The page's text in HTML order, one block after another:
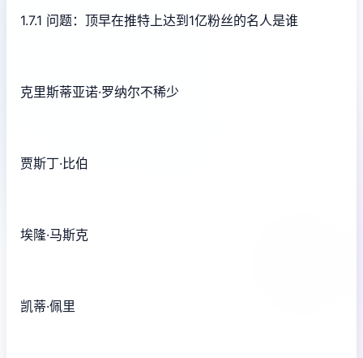
1.7.1 问题：顶早在推特上达到1亿粉丝的名人是谁
克里斯蒂亚诺·罗纳尔不稀少
贾斯丁·比伯
埃隆·马斯克
凯蒂·佩里